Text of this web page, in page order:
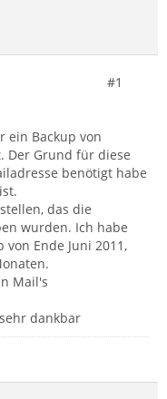
#1
ein Backup von
Der Grund für diese
benötigt habe
das die
wurden. Ich habe
Ende Juni 2011,
Mail's
dankbar